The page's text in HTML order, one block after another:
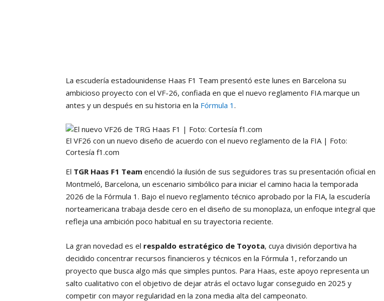
La escudería estadounidense Haas F1 Team presentó este lunes en Barcelona su
ambicioso proyecto con el VF-26, confiada en que el nuevo reglamento FIA marque un
antes y un después en su historia en la Fórmula 1 .
El VF26 con un nuevo diseño de acuerdo con el nuevo reglamento de la FIA | Foto:
Cortesía f1.com
El TGR Haas F1 Team encendió la ilusión de sus seguidores tras su presentación oficial en
Montmeló, Barcelona, un escenario simbólico para iniciar el camino hacia la temporada
2026 de la Fórmula 1. Bajo el nuevo reglamento técnico aprobado por la FIA, la escudería
norteamericana trabaja desde cero en el diseño de su monoplaza, un enfoque integral que
refleja una ambición poco habitual en su trayectoria reciente.
La gran novedad es el respaldo estratégico de Toyota, cuya división deportiva ha
decidido concentrar recursos financieros y técnicos en la Fórmula 1, reforzando un
proyecto que busca algo más que simples puntos. Para Haas, este apoyo representa un
salto cualitativo con el objetivo de dejar atrás el octavo lugar conseguido en 2025 y
competir con mayor regularidad en la zona media alta del campeonato.